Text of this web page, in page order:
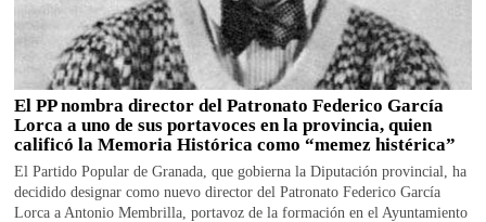
El PP nombra director del Patronato Federico García
Lorca a uno de sus portavoces en la provincia, quien
calificó la Memoria Histórica como “memez histérica”
El Partido Popular de Granada, que gobierna la Diputación provincial, ha
decidido designar como nuevo director del Patronato Federico García
Lorca a Antonio Membrilla, portavoz de la formación en el Ayuntamiento